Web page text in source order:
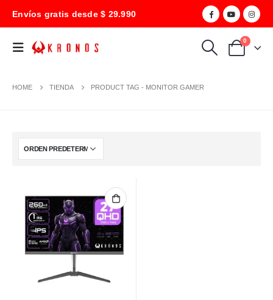
Envíos gratis desde $ 29.990
0
HOME TIENDA PRODUCT TAG - MONITOR GAMER